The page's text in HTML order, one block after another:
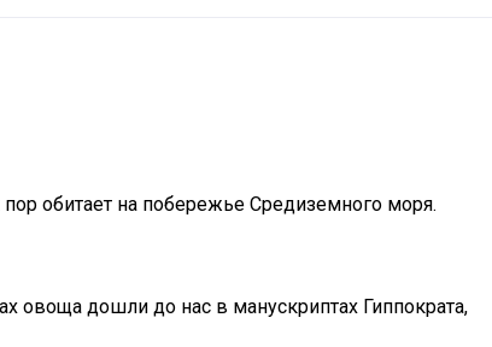
обитает на побережье Средиземного моря.
овоща дошли до нас в манускриптах Гиппократа,